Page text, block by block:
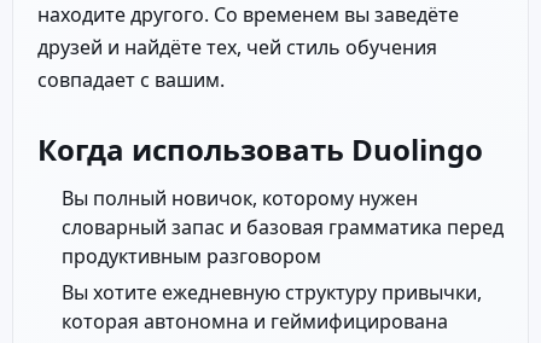
находите другого. Со временем вы заведёте
друзей и найдёте тех, чей стиль обучения
совпадает с вашим.
Когда использовать Duolingo
Вы полный новичок, которому нужен
словарный запас и базовая грамматика перед
продуктивным разговором
Вы хотите ежедневную структуру привычки,
которая автономна и геймифицирована